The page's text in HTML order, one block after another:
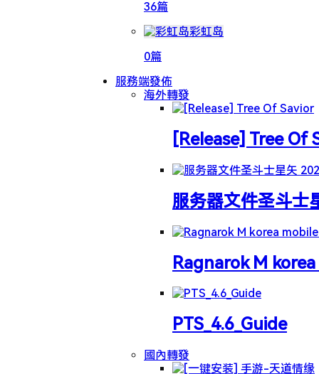
36篇
彩虹岛
0篇
服務端發佈
海外轉發
[Release] Tree Of
服务器文件圣斗士
Ragnarok M
PTS_4.6_Guide
國內轉發